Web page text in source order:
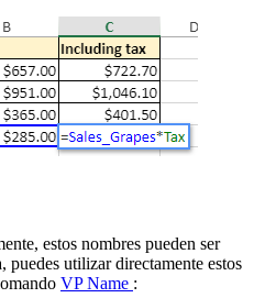
estos nombres pueden ser
puedes utilizar directamente estos
VP Name :